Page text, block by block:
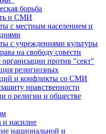
борьба
и СМИ
с местным населением и
с учреждениями культуры
на свободу совести
организации против "сект"
религиозных
и конфликты со СМИ
нравственности
о религии и обществе
и насилие
национальной и